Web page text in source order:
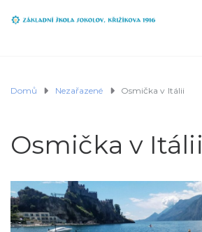
Domů Nezařazené Osmička v Itálii
Osmička v Itálii